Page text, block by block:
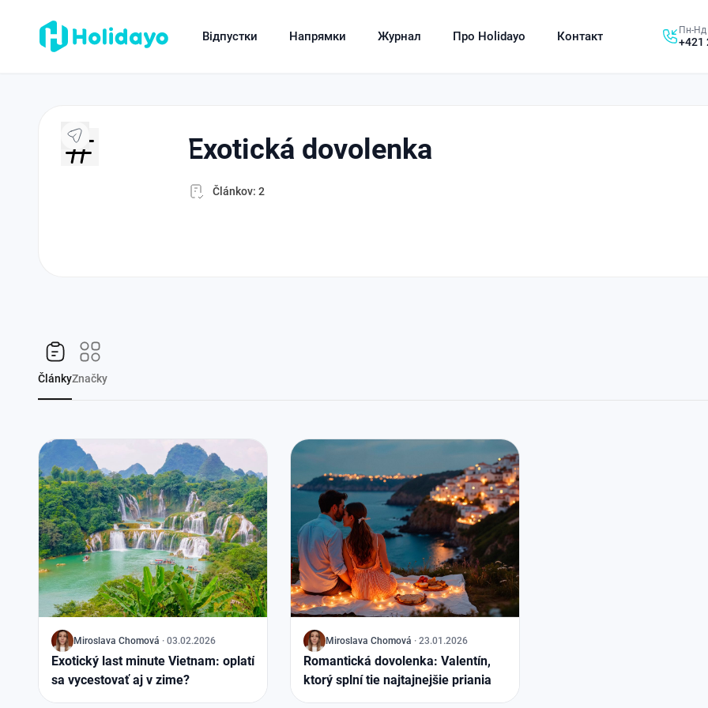
Відпустки Напрямки Журнал Про Holidayo Контакт Пн-Нд
+421
exotická dovolenka
Článkov: 2
ČlánkyZnačky
J Miroslava Chomová · 03.02.2026
Exotický last minute Vietnam: oplatí
sa vycestovať aj v zime?
J Miroslava Chomová · 23.01.2026
Romantická dovolenka: Valentín,
ktorý splní tie najtajnejšie priania